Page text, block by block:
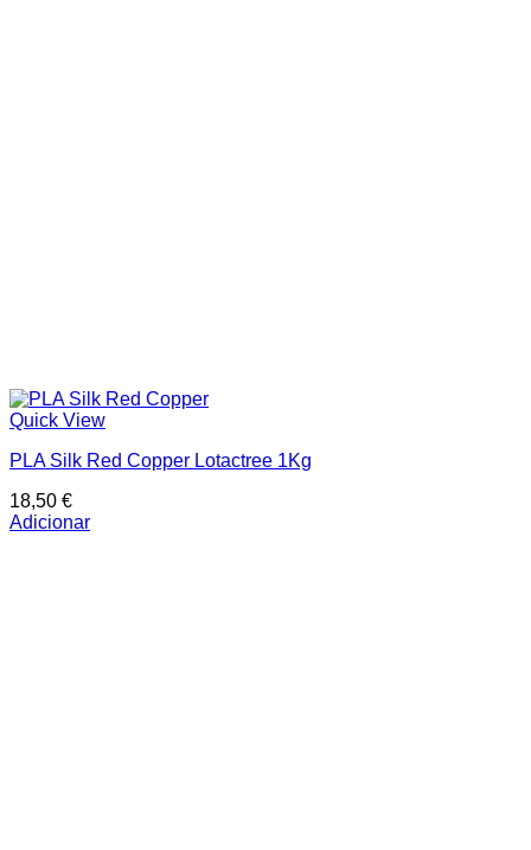
Quick View
PLA Silk Red Copper Lotactree 1Kg
18,50 €
Adicionar